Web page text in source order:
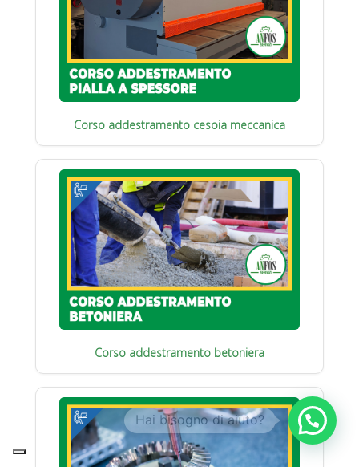
Corso addestramento cesoia meccanica
Corso addestramento betoniera